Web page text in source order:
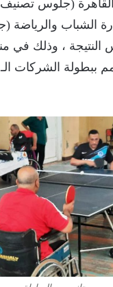
1 ، و وزارة الشباب
3) بنفس النتيجة ، وذلك